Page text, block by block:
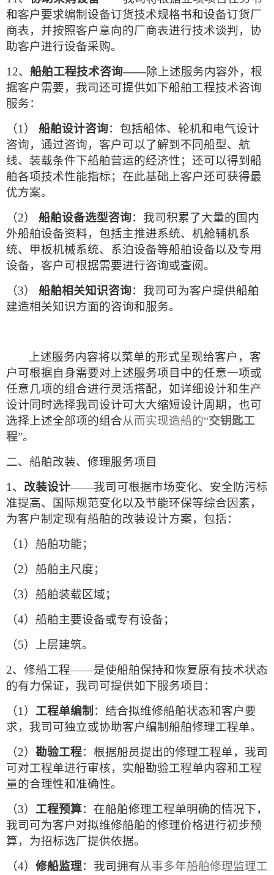
和客户要求编制设备订货技术规格书和设备订货厂
商表，并按照客户意向的厂商表进行技术谈判，协
助客户进行设备采购。
12、 船舶工程技术咨询——除上述服务内容外，根
据客户需要，我司还可提供如下船舶工程技术咨询
服务：
（1） 船舶设计咨询：包括船体、轮机和电气设计
咨询，通过咨询，客户可以了解到不同船型、航
线、装载条件下船舶营运的经济性；还可以得到船
舶各项技术性能指标；在此基础上客户还可获得最
优方案。
（2） 船舶设备选型咨询：我司积累了大量的国内
外船舶设备资料，包括主推进系统、机舱辅机系
统、甲板机械系统、系泊设备等船舶设备以及专用
设备，客户可根据需要进行咨询或查阅。
（3） 船舶相关知识咨询：我司可为客户提供船舶
建造相关知识方面的咨询和服务。
上述服务内容将以菜单的形式呈现给客户，客
户可根据自身需要对上述服务项 目中的任意一项或
任意几项的组合进行灵活搭配，如详细设计和生产
设计同时选择我司设计可大大缩短设计周期，也可
选择上述全部项的组合从而实现造船的“交钥匙工
程”。
二、 船舶改装、修理服务项目
1、 改装设计——我司可根据市场变化、安全防污标
准提高、国际规范变化以及节能环保等综合因素，
为客户制定现有船舶的改装设计方案，包括：
（1） 船舶功能；
（2） 船舶主尺度；
（3） 船舶装载区域；
（4） 船舶主要设备或专有设备；
（5）
上层建筑。
2、 修船工程——是使船舶保持和恢复原有技术状态
的有力保证，我司可提供如下服务项目：
（1） 工程单编制 ：结合拟维修船舶状态和客户要
求，我司可独立或协助客户编制船舶修理工程单。
（2） 勘验工程：根据船员提出的修理工程单，我司
可对工程单进行审核，实船勘验工程单内容和工程
量的合理性和准确性。
（3） 工程预算：在船舶修理工程单明确的情况下，
我司可为客户对拟维修船舶的修理价格进行初步预
算，为招标选厂提供依据。
（4） 修船监理：我司拥有从事多年船舶修理监理工